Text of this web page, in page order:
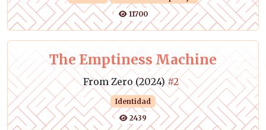
11700
The Emptiness Machine
From Zero (2024)#2
Identidad
2439